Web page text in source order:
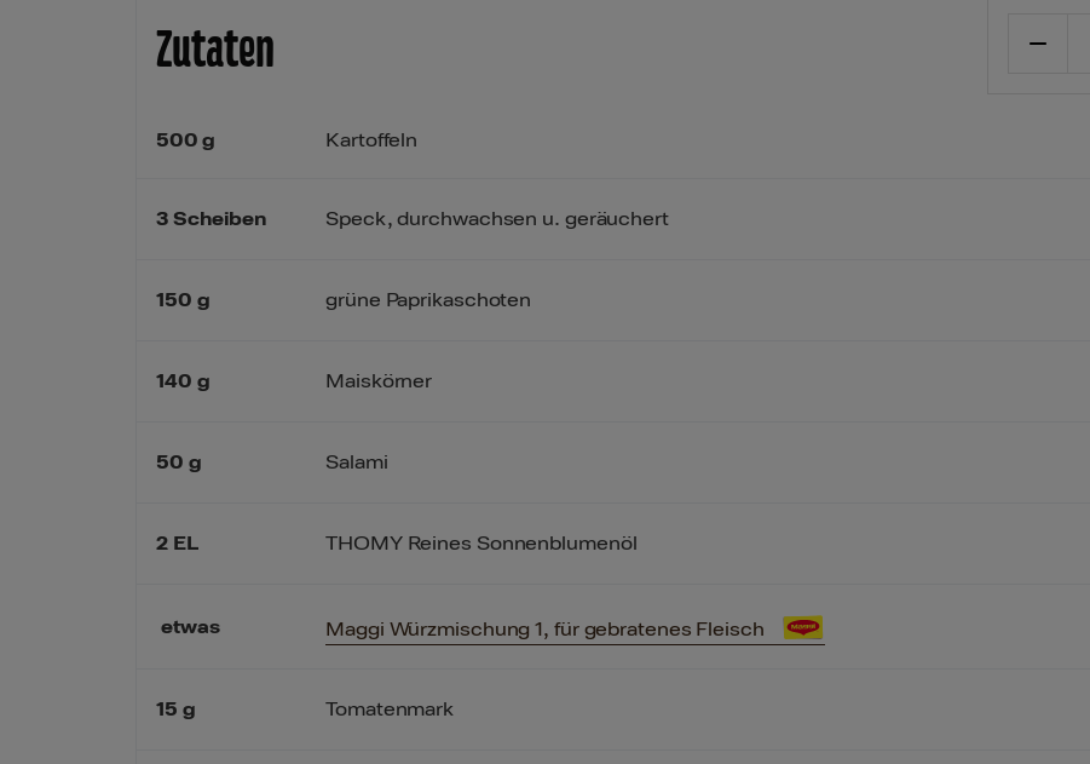
Zutaten
500 g
3 Scheiben
150 g
140 g
50 g
2 EL
etwas
15 g
Kartoffeln
Speck, durchwachsen u. geräuchert
grüne Paprikaschoten
Maiskörner
Salami
THOMY Reines Sonnenblumenöl
Maggi Würzmischung 1, für gebratenes Fleisch
Tomatenmark